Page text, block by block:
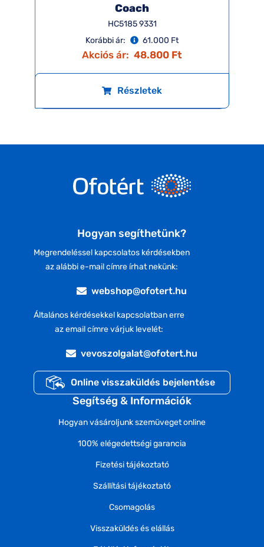
Coach
HC5185 9331
Korábbi ár:
61.000 Ft
Akciós ár: 48.800 Ft
Részletek
Hogyan segíthetünk?
Megrendeléssel kapcsolatos kérdésekben
az alábbi e-mail címre írhat nekünk:
webshop@ofotert.hu
Általános kérdésekkel kapcsolatban erre
az email címre várjuk levelét:
vevoszolgalat@ofotert.hu
Online visszaküldés bejelentése
Segítség & Információk
Hogyan vásároljunk szemüveget online
100% elégedettségi garancia
Fizetési tájékoztató
Szállítási tájékoztató
Csomagolás
Visszaküldés és elállás